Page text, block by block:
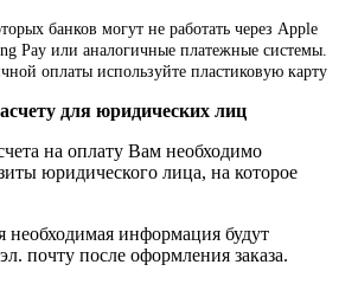
банков могут не работать через Apple
Pay или аналогичные платежные системы.
оплаты используйте пластиковую карту
для юридических лиц
на оплату Вам необходимо
юридического лица, на которое
необходимая информация будут
почту после оформления заказа.